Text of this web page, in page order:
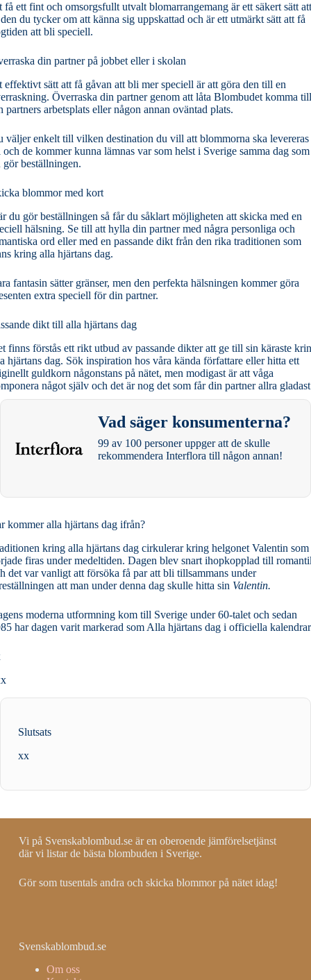
få ett fint och omsorgsfullt utvalt blomarrangemang är ett säkert sätt att
du tycker om att känna sig uppskattad och är ett utmärkt sätt att få
att bli speciell.
din partner på jobbet eller i skolan
effektivt sätt att få gåvan att bli mer speciell är att göra den till en
Överraska din partner genom att låta Blombudet komma till
partners arbetsplats eller någon annan oväntad plats.
väljer enkelt till vilken destination du vill att blommorna ska levereras
de kommer kunna lämnas var som helst i Sverige samma dag som
gör beställningen.
blommor med kort
du gör beställningen så får du såklart möjligheten att skicka med en
hälsning. Se till att hylla din partner med några personliga och
ord eller med en passande dikt från den rika traditionen som
kring alla hjärtans dag.
fantasin sätter gränser, men den perfekta hälsningen kommer göra
extra speciell för din partner.
dikt till alla hjärtans dag
finns förstås ett rikt utbud av passande dikter att ge till sin käraste
hjärtans dag. Sök inspiration hos våra kända författare eller hitta ett
guldkorn någonstans på nätet, men modigast är att våga
något själv och det är nog det som får din partner allra
Vad säger konsumenterna?
99 av 100 personer uppger att de skulle
rekommendera Interflora till någon annan!
kommer alla hjärtans dag ifrån?
kring alla hjärtans dag cirkulerar kring helgonet Valentin som
firas under medeltiden. Dagen blev snart ihopkopplad till
det var vanligt att försöka få par att bli tillsammans under
att man under denna dag skulle hitta sin Valentin.
moderna utformning kom till Sverige under 60-talet och sedan
har dagen varit markerad som Alla hjärtans dag i officiella
Slutsats
xx
Vi på Svenskablombud.se är en oberoende jämförelsetjänst
där vi listar de bästa blombuden i Sverige.
Gör som tusentals andra och skicka blommor på nätet idag!
Svenskablombud.se
Om oss